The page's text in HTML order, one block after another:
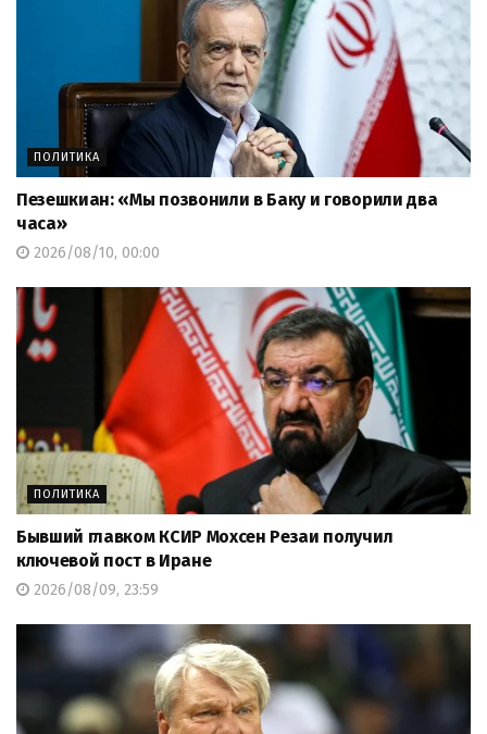
ПОЛИТИКА
Пезешкиан: «Мы позвонили в Баку и говорили два
часа»
2026/08/10, 00:00
ПОЛИТИКА
Бывший главком КСИР Мохсен Резаи получил
ключевой пост в Иране
2026/08/09, 23:59